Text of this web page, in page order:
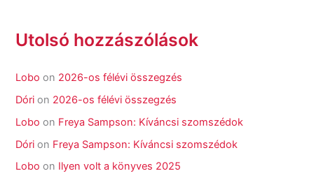
Utolsó hozzászólások
Lobo on 2026-os félévi összegzés
Dóri on 2026-os félévi összegzés
Lobo on Freya Sampson: Kíváncsi szomszédok
Dóri on Freya Sampson: Kíváncsi szomszédok
Lobo on Ilyen volt a könyves 2025